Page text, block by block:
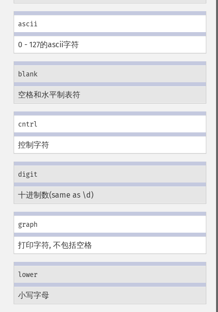
ascii
0 - 127的ascii字符
blank
空格和水平制表符
cntrl
控制字符
digit
十进制数(same as \d)
graph
打印字符, 不包括空格
lower
小写字母